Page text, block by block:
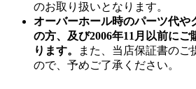
のお取り扱いとなります。
オーバーホール時のパーツ代や
の方、及び2006年11月以前に
ります。
また、当店保証書のご
ので、予めご了承ください。